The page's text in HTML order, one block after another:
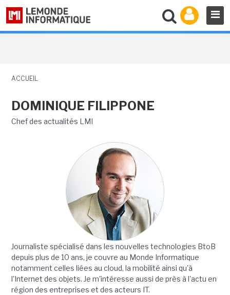
ACCUEIL
DOMINIQUE FILIPPONE
Chef des actualités LMI
Journaliste spécialisé dans les nouvelles technologies BtoB
depuis plus de 10 ans, je couvre au Monde Informatique
notamment celles liées au cloud, la mobilité ainsi qu'à
l'Internet des objets. Je m'intéresse aussi de près à l'actu en
région des entreprises et des acteurs IT.